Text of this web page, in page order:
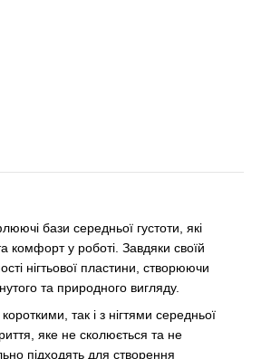
бази середньої густоти, які
комфорт у роботі. Завдяки своїй
нігтьової пластини, створюючи
та природного вигляду.
так і з нігтями середньої
яке не сколюється та не
підходять для створення